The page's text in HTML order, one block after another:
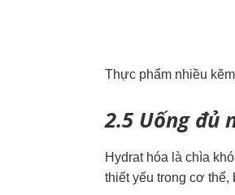
Thực phẩm nhiều
2.5 Uống đủ
Hydrat hóa là chìa
thiết yếu trong cơ thể,